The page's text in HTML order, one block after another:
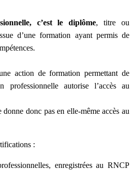
c’est le diplôme, titre ou
d’une formation ayant permis de
action de formation permettant de
professionnelle autorise l’accès au
donc pas en elle-même accès au
:
enregistrées au RNCP